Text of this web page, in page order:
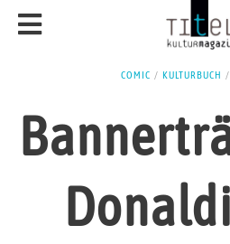
COMIC / KULTURBUCH /